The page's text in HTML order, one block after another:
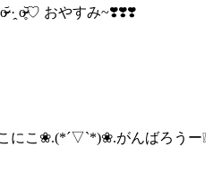
·̭ o̴̶̷̥᷅♡ おやすみ~❣️❣️❣️
にこ❀.(*´▽`*)❀.がんばろうー❕